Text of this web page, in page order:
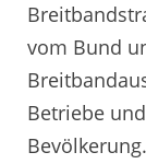
vom Bund
Betriebe